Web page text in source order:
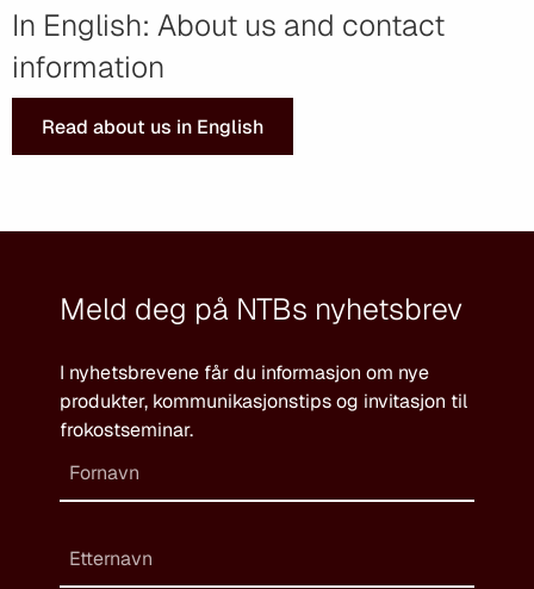
In English: About us and contact
information
Read about us in English
Meld deg på NTBs nyhetsbrev
I nyhetsbrevene får du informasjon om nye
produkter, kommunikasjonstips og invitasjon til
frokostseminar.